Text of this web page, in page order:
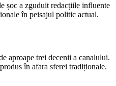
șoc a zguduit redacțiile influente
în peisajul politic actual.
aproape trei decenii a canalului.
în afara sferei tradiționale.